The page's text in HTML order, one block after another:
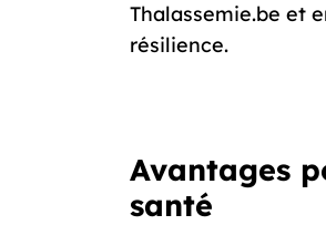
Thalassemie.be et
résilience.
Avantages
santé